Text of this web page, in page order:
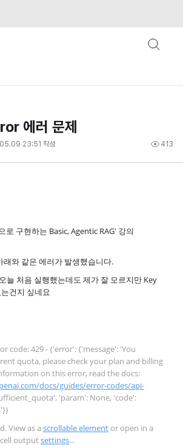
에러 문제
23:51 작성 413
로 구현하는 Basic, Agentic RAG' 강의
래와 같은 에러가 발생했습니다.
늘 처음 실행했는데도 제가 잘 모르지만 Key
건지 싶네요
code: 429 - {'error': {'message': 'You
quota, please check your plan and billing
on this error, read the docs:
docs/guides/error-codes/api-
'param': None, 'code':
View as a scrollable elementor open in a
outputsettings...